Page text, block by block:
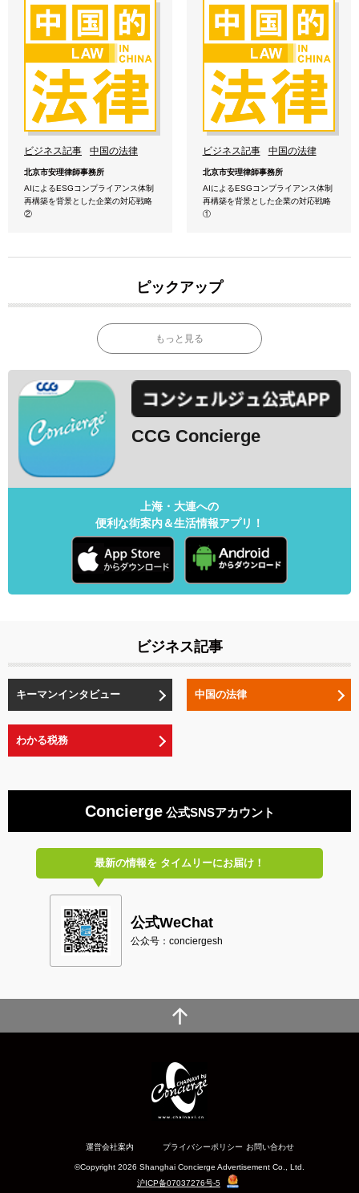
ビジネス記事 中国の法律
北京市安理律師事務所
AIによるESGコンプライアンス体制
再構築を背景とした企業の対応戦略
②
ビジネス記事 中国の法律
北京市安理律師事務所
AIによるESGコンプライアンス体制
再構築を背景とした企業の対応戦略
①
ピックアップ
もっと見る
CCG Concierge
上海・大連への
便利な街案内＆生活情報アプリ！
ビジネス記事
キーマンインタビュー 中国の法律
わかる税務
Concierge公式SNSアカウント
最新の情報をタイムリーにお届け！
公式WeChat
公众号：conciergesh
運営会社案内 プライバシーポリシー お問い合わせ
©Copyright 2026 Shanghai Concierge Advertisement Co., Ltd.
沪ICP备07037276号-5